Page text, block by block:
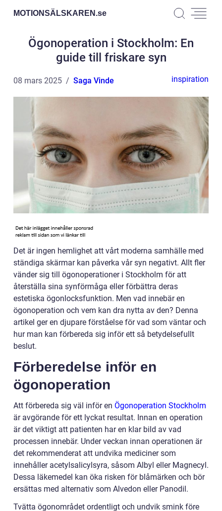
MOTIONSÄLSKAREN.se
Ögonoperation i Stockholm: En
guide till friskare syn
08 mars 2025 Saga Vinde inspiration
Det är ingen hemlighet att vårt moderna samhälle med
ständiga skärmar kan påverka vår syn negativt. Allt fler
vänder sig till ögonoperationer i Stockholm för att
återställa sina synförmåga eller förbättra deras
estetiska ögonlocksfunktion. Men vad innebär en
ögonoperation och vem kan dra nytta av den? Denna
artikel ger en djupare förståelse för vad som väntar och
hur man kan förbereda sig inför ett så betydelsefullt
beslut.
Förberedelse inför en
ögonoperation
Att förbereda sig väl inför en Ögonoperation Stockholm
är avgörande för ett lyckat resultat. Innan en operation
är det viktigt att patienten har en klar bild av vad
processen innebär. Under veckan innan operationen är
det rekommenderat att undvika mediciner som
innehåller acetylsalicylsyra, såsom Albyl eller Magnecyl.
Dessa läkemedel kan öka risken för blåmärken och bör
ersättas med alternativ som Alvedon eller Panodil.
Tvätta ögonområdet ordentligt och undvik smink före